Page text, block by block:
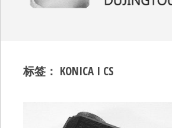
标签： KONICA I CS